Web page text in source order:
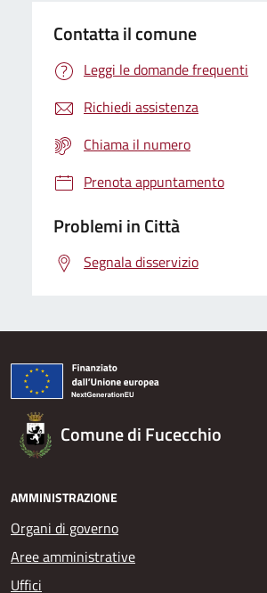
Contatta il comune
Leggi le domande frequenti
Richiedi assistenza
Chiama il numero
Prenota appuntamento
Problemi in Città
Segnala disservizio
Comune di Fucecchio
AMMINISTRAZIONE
Organi di governo
Aree amministrative
Uffici